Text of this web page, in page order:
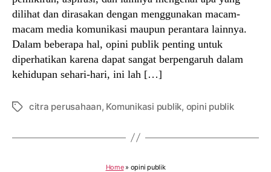
dilihat dan dirasakan dengan menggunakan macam-
macam media komunikasi maupun perantara lainnya.
Dalam beberapa hal, opini publik penting untuk
diperhatikan karena dapat sangat berpengaruh dalam
kehidupan sehari-hari, ini lah […]
Tagscitra perusahaan, Komunikasi publik, opini publik
Home» opini publik